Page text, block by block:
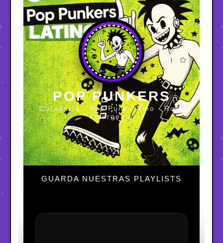
POP PUNKERS
Curaduría · Pop Punk · Emo · Rock
Emergente
GUARDA NUESTRAS PLAYLISTS